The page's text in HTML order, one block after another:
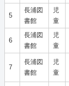
5
長浦図
書館
児
童
6
長浦図
書館
児
童
7
長浦図
書館
児
童